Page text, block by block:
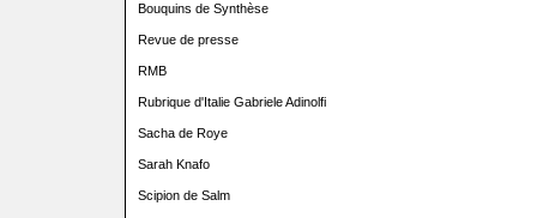
Bouquins de Synthèse
Revue de presse
RMB
Rubrique d'Italie Gabriele Adinolfi
Sacha de Roye
Sarah Knafo
Scipion de Salm